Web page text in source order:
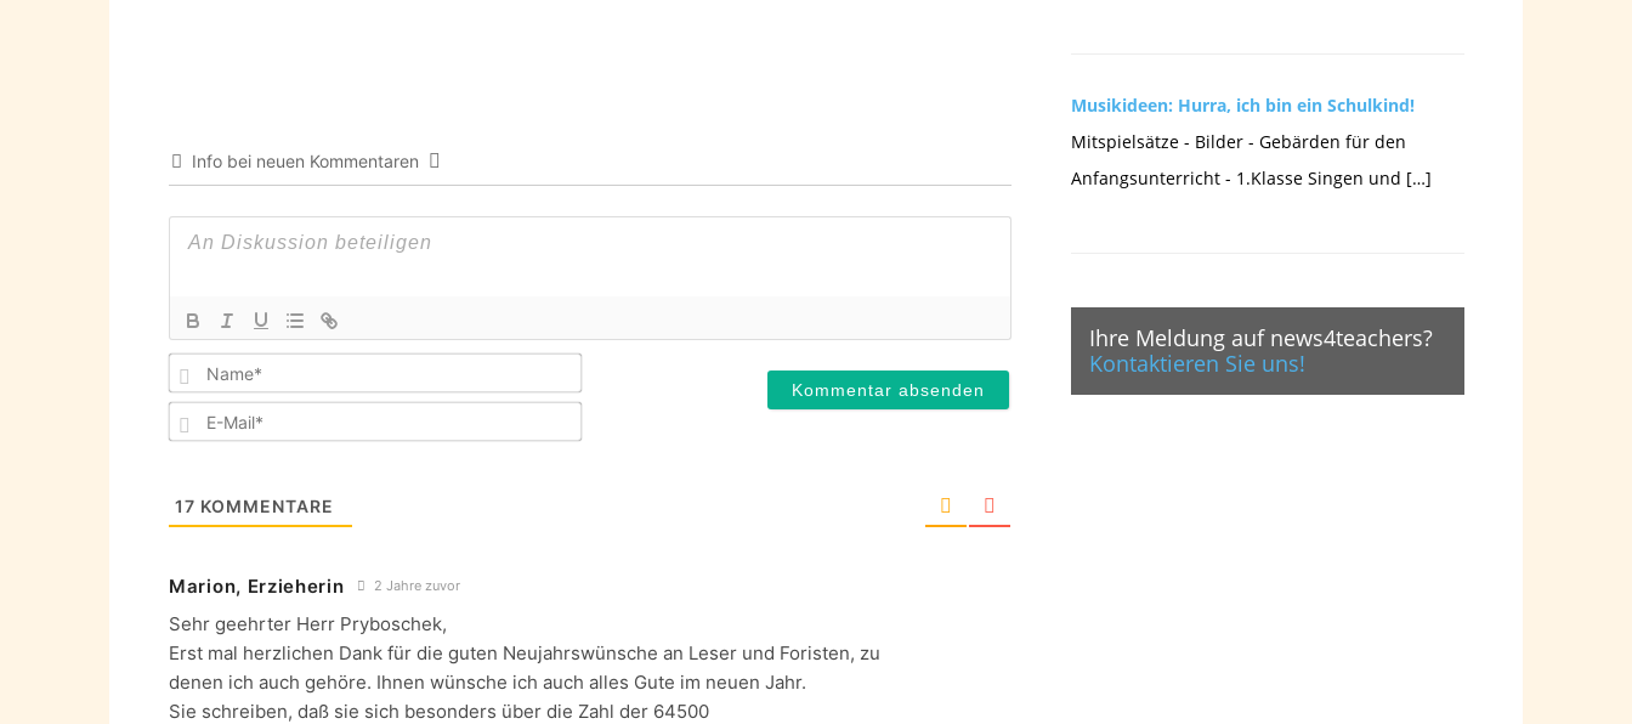
Info bei neuen Kommentaren
Name*
E-
17 KOMMENTARE
Marion, Erzieherin 2 Jahre zuvor
Sehr geehrter Herr Pryboschek,
Erst mal herzlichen Dank für die guten Neujahrswünsche an Leser und Foristen, zu
denen ich auch gehöre. Ihnen wünsche ich auch alles Gute im neuen Jahr.
Sie schreiben, daß sie sich besonders über die Zahl der 64500
Musikideen: Hurra, ich bin ein Schulkind!
Mitspielsätze - Bilder - Gebärden für den
Anfangsunterricht - 1.Klasse Singen und […]
Ihre Meldung auf news4teachers?
Kontaktieren Sie uns!